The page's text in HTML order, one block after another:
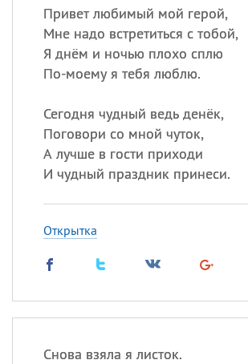
Привет любимый мой герой,
Мне надо встретиться с тобой,
Я днём и ночью плохо сплю
По-моему я тебя люблю.
Сегодня чудный ведь денёк,
Поговори со мной чуток,
А лучше в гости приходи
И чудный праздник принеси.
Открытка
Снова взяла я листок.